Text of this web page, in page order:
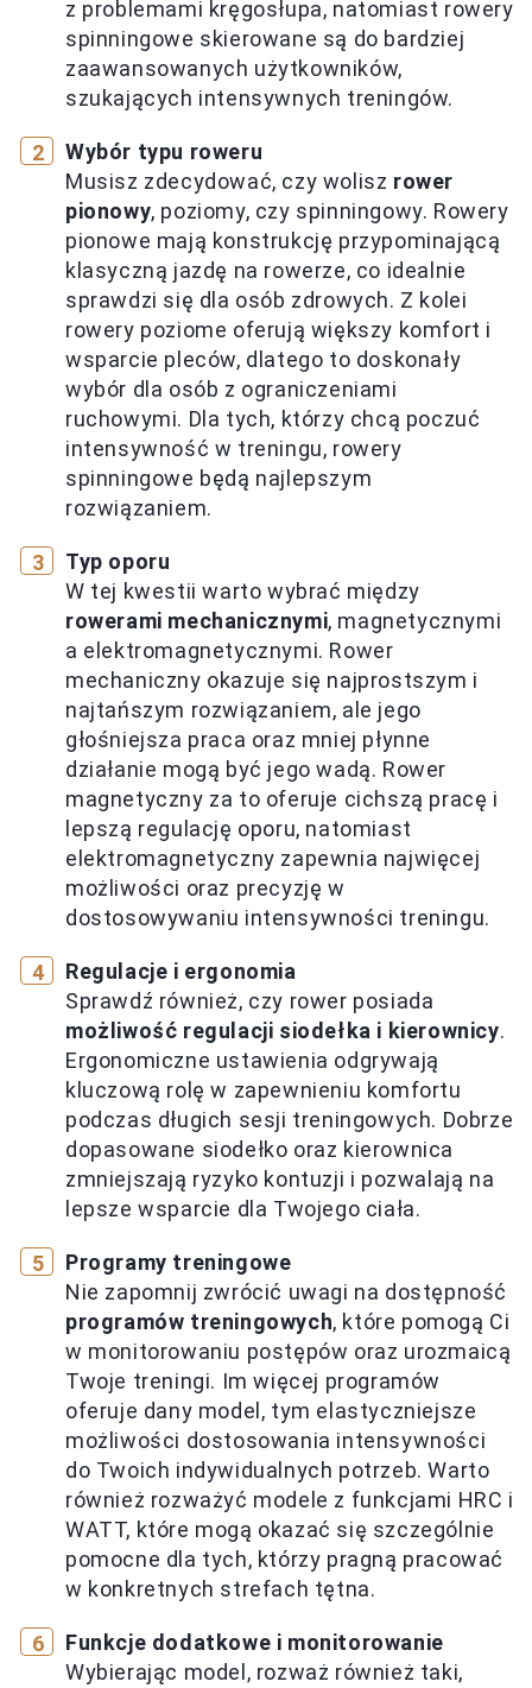
z problemami kręgosłupa, natomiast rowery
spinningowe skierowane są do bardziej
zaawansowanych użytkowników,
szukających intensywnych treningów.
Wybór typu roweru
Musisz zdecydować, czy wolisz rower
pionowy, poziomy, czy spinningowy. Rowery
pionowe mają konstrukcję przypominającą
klasyczną jazdę na rowerze, co idealnie
sprawdzi się dla osób zdrowych. Z kolei
rowery poziome oferują większy komfort i
wsparcie pleców, dlatego to doskonały
wybór dla osób z ograniczeniami
ruchowymi. Dla tych, którzy chcą poczuć
intensywność w treningu, rowery
spinningowe będą najlepszym
rozwiązaniem.
Typ oporu
W tej kwestii warto wybrać między
rowerami mechanicznymi, magnetycznymi
a elektromagnetycznymi. Rower
mechaniczny okazuje się najprostszym i
najtańszym rozwiązaniem, ale jego
głośniejsza praca oraz mniej płynne
działanie mogą być jego wadą. Rower
magnetyczny za to oferuje cichszą pracę i
lepszą regulację oporu, natomiast
elektromagnetyczny zapewnia najwięcej
możliwości oraz precyzję w
dostosowywaniu intensywności treningu.
Regulacje i ergonomia
Sprawdź również, czy rower posiada
możliwość regulacji siodełka i kierownicy.
Ergonomiczne ustawienia odgrywają
kluczową rolę w zapewnieniu komfortu
podczas długich sesji treningowych. Dobrze
dopasowane siodełko oraz kierownica
zmniejszają ryzyko kontuzji i pozwalają na
lepsze wsparcie dla Twojego ciała.
Programy treningowe
Nie zapomnij zwrócić uwagi na dostępność
programów treningowych, które pomogą Ci
w monitorowaniu postępów oraz urozmaicą
Twoje treningi. Im więcej programów
oferuje dany model, tym elastyczniejsze
możliwości dostosowania intensywności
do Twoich indywidualnych potrzeb. Warto
również rozważyć modele z funkcjami HRC i
WATT, które mogą okazać się szczególnie
pomocne dla tych, którzy pragną pracować
w konkretnych strefach tętna.
Funkcje dodatkowe i monitorowanie
Wybierając model, rozważ również taki,